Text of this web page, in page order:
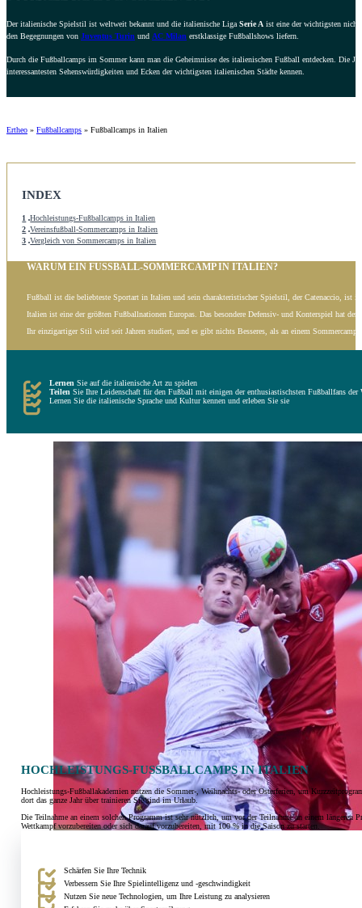
Der italienische Spielstil ist weltweit bekannt und die italienische LigaSerie A ist eine der wichtigsten nicht
den Begegnungen von Juventus Turin und AC Milan erstklassige Fußballshows liefern.
Durch die Fußballcamps im Sommer kann man die Geheimnisse des italienischen Fußball entdecken. Die
interessantesten Sehenswürdigkeiten und Ecken der wichtigsten italienischen Städte kennen.
Ertheo » Fußballcamps » Fußballcamps in Italien
INDEX
1 Hochleistungs-Fußballcamps in Italien
2 Vereinsfußball-Sommercamps in Italien
3 Vergleich von Sommercamps in Italien
WARUM EIN FUSSBALL-SOMMERCAMP IN ITALIEN?
Fußball ist die beliebteste Sportart in Italien und sein charakteristischer Spielstil, der Catenaccio, ist in
Italien ist eine der größten Fußballnationen Europas. Das besondere Defensiv- und Konterspiel hat
Ihr einzigartiger Stil wird seit Jahren studiert, und es gibt nichts Besseres, als an einem
Lernen Sie auf die italienische Art zu spielen
Teilen Sie Ihre Leidenschaft für den Fußball mit einigen der enthusiastischsten Fußballfans der
Lernen Sie die italienische Sprache und Kultur kennen und erleben Sie sie
HOCHLEISTUNGS-FUSSBALLCAMPS IN ITALIEN
Hochleistungs-Fußballakademien nutzen die Sommer-, Weihnachts- oder Osterferien, um
dort das ganze Jahr über trainieren Sie sind im Urlaub.
Die Teilnahme an einem solchen Programm ist sehr nützlich, um vor der Teilnahme an einem längeren
Wettkampf vorzubereiten oder sich darauf vorzubereiten, mit 100 % in die Saison zu starten.
Schärfen Sie Ihre Technik
Verbessern Sie Ihre Spielintelligenz und -geschwindigkeit
Nutzen Sie neue Technologien, um Ihre Leistung zu analysieren